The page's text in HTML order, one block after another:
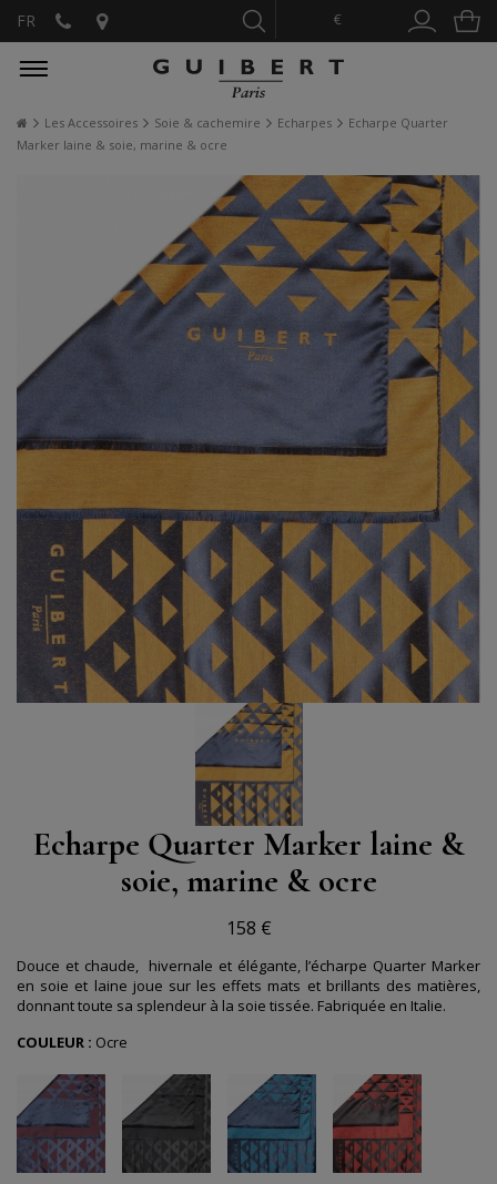
€
FR
Les Accessoires Soie & cachemire Echarpes
Echarpe Quarter
Marker laine & soie, marine & ocre
Echarpe Quarter Marker laine &
soie, marine & ocre
158 €
Douce et chaude, hivernale et élégante, l’écharpe Quarter Marker
en soie et laine joue sur les effets mats et brillants des matières,
donnant toute sa splendeur à la soie tissée. Fabriquée en Italie.
COULEUR : Ocre